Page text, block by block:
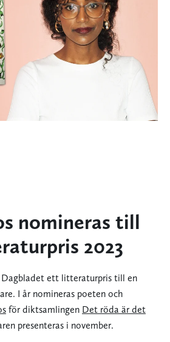
nomineras till
2023
Dagbladet ett litteraturpris till en
I år nomineras poeten och
för diktsamlingen Det röda är det
presenteras i november.